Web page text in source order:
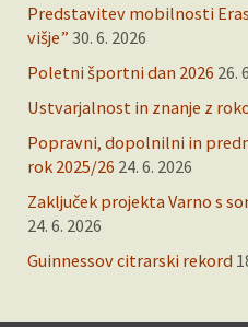
Predstavitev mobilnosti
višje” 30. 6. 2026
Poletni športni dan 2026 26.
Ustvarjalnost in znanje z
Popravni, dopolnilni in
rok 2025/26 24. 6. 2026
Zaključek projekta Varno s
24. 6. 2026
Guinnessov citrarski rekord